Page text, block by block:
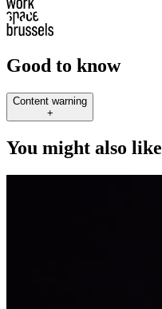
Good to know
Content warning
+
You might also like